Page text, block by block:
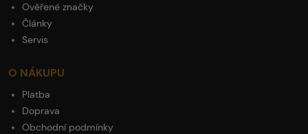
Ověřené značky
Články
Servis
O NÁKUPU
Platba
Doprava
Obchodní podmínky